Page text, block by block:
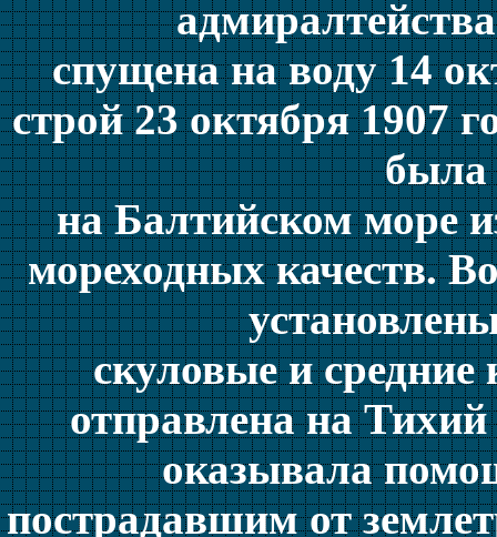
спущена на воду 14
строй 23 октября 1907
была
на Балтийском море
мореходных качеств.
скуловые и средние
отправлена на Тихий
оказывала
пострадавшим от